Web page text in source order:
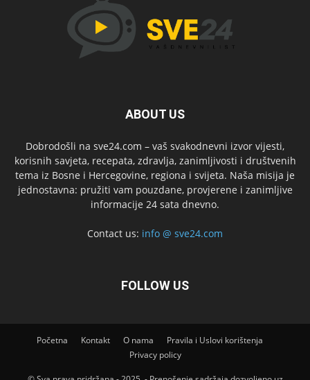
ABOUT US
Dobrodošli na sve24.com – vaš svakodnevni izvor vijesti,
korisnih savjeta, recepata, zdravlja, zanimljivosti i društvenih
tema iz Bosne i Hercegovine, regiona i svijeta. Naša misija je
jednostavna: pružiti vam pouzdane, provjerene i zanimljive
informacije 24 sata dnevno.
Contact us: info @ sve24.com
FOLLOW US
Početna Kontakt O nama
Pravila i Uslovi korištenja
Privacy policy